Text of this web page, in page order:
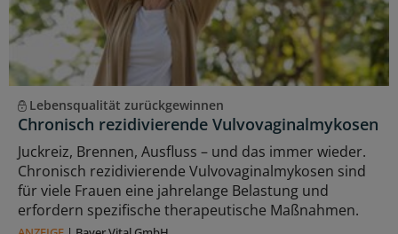
Lebensqualität zurückgewinnen
Chronisch rezidivierende Vulvovaginalmykosen
Juckreiz, Brennen, Ausfluss – und das immer wieder.
Chronisch rezidivierende Vulvovaginalmykosen sind
für viele Frauen eine jahrelange Belastung und
erfordern spezifische therapeutische Maßnahmen.